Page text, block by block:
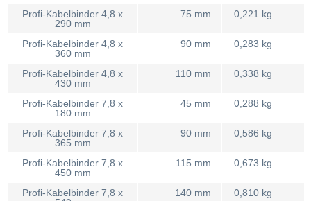
Profi-Kabelbinder 4,8 x
290 mm
75 mm 0,221 kg
Profi-Kabelbinder 4,8 x
360 mm
90 mm 0,283 kg
Profi-Kabelbinder 4,8 x
430 mm
110 mm 0,338 kg
Profi-Kabelbinder 7,8 x
180 mm
45 mm 0,288 kg
Profi-Kabelbinder 7,8 x
365 mm
90 mm 0,586 kg
Profi-Kabelbinder 7,8 x
450 mm
115 mm 0,673 kg
Profi-Kabelbinder 7,8 x
140 mm 0,810 kg